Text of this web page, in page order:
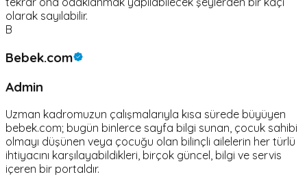
olarak sayılabilir.
B
Bebek.com
Admin
Uzman kadromuzun çalışmalarıyla kısa sürede büyüyen
bebek.com; bugün binlerce sayfa bilgi sunan, çocuk sahibi
olmayı düşünen veya çocuğu olan bilinçli ailelerin her türlü
ihtiyacını karşılayabildikleri, birçok güncel, bilgi ve servis
içeren bir portaldır.